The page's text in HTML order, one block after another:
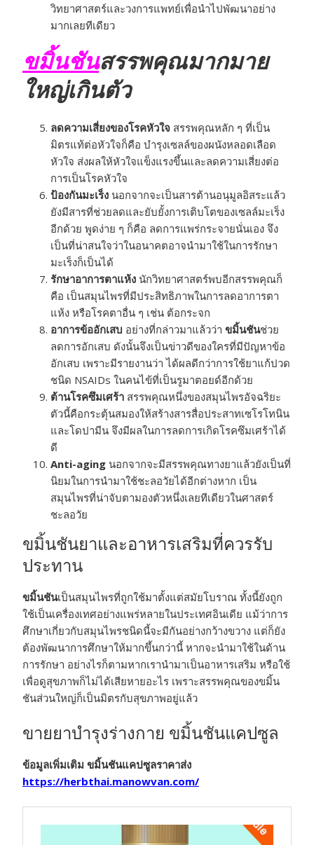
วิทยาศาสตร์และวงการแพทย์เพื่อนำไปพัฒนาอย่าง
มากเลยทีเดียว
ขมิ้นชันสรรพคุณมากมาย
ใหญ่เกินตัว
ลดความเสี่ยงของโรคหัวใจ สรรพคุณหลัก ๆ ที่เป็น
มิตรแท้ต่อหัวใจก็คือ บำรุงเซลล์ของผนังหลอดเลือด
หัวใจ ส่งผลให้หัวใจแข็งแรงขึ้นและลดความเสี่ยงต่อ
การเป็นโรคหัวใจ
ป้องกันมะเร็ง นอกจากจะเป็นสารต้านอนุมูลอิสระแล้ว
ยังมีสารที่ช่วยลดและยับยั้งการเติบโตของเซลล์มะเร็ง
อีกด้วย พูดง่าย ๆ ก็คือ ลดการแพร่กระจายนั่นเอง จึง
เป็นที่น่าสนใจว่าในอนาคตอาจนำมาใช้ในการรักษา
มะเร็งก็เป็นได้
รักษาอาการตาแห้ง นักวิทยาศาสตร์พบอีกสรรพคุณก็
คือ เป็นสมุนไพรที่มีประสิทธิภาพในการลดอาการตา
แห้ง หรือโรคตาอื่น ๆ เช่น ต้อกระจก
อาการข้ออักเสบ อย่างที่กล่าวมาแล้วว่า ขมิ้นชันช่วย
ลดการอักเสบ ดังนั้นจึงเป็นข่าวดีของใครที่มีปัญหาข้อ
อักเสบ เพราะมีรายงานว่า ได้ผลดีกว่าการใช้ยาแก้ปวด
ชนิด NSAIDs ในคนไข้ที่เป็นรูมาตอยด์อีกด้วย
ต้านโรคซึมเศร้า สรรพคุณหนึ่งของสมุนไพรอัจฉริยะ
ตัวนี้คือกระตุ้นสมองให้สร้างสารสื่อประสาทเซโรโทนิน
และโดปามีน จึงมีผลในการลดการเกิดโรคซึมเศร้าได้
ดี
Anti-aging นอกจากจะมีสรรพคุณทางยาแล้วยังเป็นที่
นิยมในการนำมาใช้ชะลอวัยได้อีกต่างหาก เป็น
สมุนไพรที่น่าจับตามองตัวหนึ่งเลยทีเดียวในศาสตร์
ชะลอวัย
ขมิ้นชันยาและอาหารเสริมที่ควรรับ
ประทาน
ขมิ้นชันเป็นสมุนไพรที่ถูกใช้มาตั้งแต่สมัยโบราณ ทั้งนี้ยังถูก
ใช้เป็นเครื่องเทศอย่างแพร่หลายในประเทศอินเดีย แม้ว่าการ
ศึกษาเกี่ยวกับสมุนไพรชนิดนี้จะมีกันอย่างกว้างขวาง แต่ก็ยัง
ต้องพัฒนาการศึกษาให้มากขึ้นกว่านี้ หากจะนำมาใช้ในด้าน
การรักษา อย่างไรก็ตามหากเรานำมาเป็นอาหารเสริม หรือใช้
เพื่อดูสุขภาพก็ไม่ได้เสียหายอะไร เพราะสรรพคุณของขมิ้น
ชันส่วนใหญ่ก็เป็นมิตรกับสุขภาพอยู่แล้ว
ขายยาบำรุงร่างกาย ขมิ้นชันแคปซูล
ข้อมูลเพิ่มเติม ขมิ้นชันแคปซูลราคาส่ง
https://herbthai.manowvan.com/